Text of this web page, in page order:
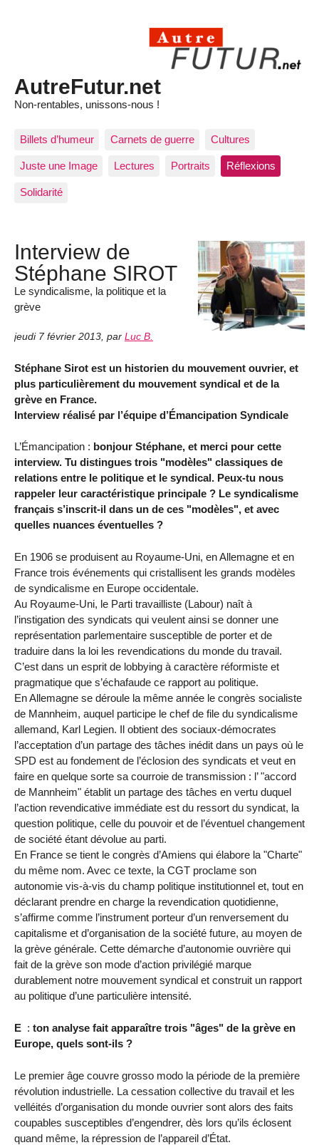
AutreFutur.net
Non-rentables, unissons-nous !
Billets d’humeur Carnets de guerre Cultures
Juste une Image Lectures Portraits Réflexions
Solidarité
Interview de
Stéphane SIROT
Le syndicalisme, la politique et la
grève
jeudi 7 février 2013 par Luc B.
Stéphane Sirot est un historien du mouvement ouvrier, et
plus particulièrement du mouvement syndical et de la
grève en France.
Interview réalisé par l’équipe d’Émancipation Syndicale
L’Émancipation : bonjour Stéphane, et merci pour cette
interview. Tu distingues trois "modèles" classiques de
relations entre le politique et le syndical. Peux-tu nous
rappeler leur caractéristique principale ? Le syndicalisme
français s’inscrit-il dans un de ces "modèles", et avec
quelles nuances éventuelles ?
En 1906 se produisent au Royaume-Uni, en Allemagne et en
France trois événements qui cristallisent les grands modèles
de syndicalisme en Europe occidentale.
Au Royaume-Uni, le Parti travailliste (Labour) naît à
l’instigation des syndicats qui veulent ainsi se donner une
représentation parlementaire susceptible de porter et de
traduire dans la loi les revendications du monde du travail.
C’est dans un esprit de lobbying à caractère réformiste et
pragmatique que s’échafaude ce rapport au politique.
En Allemagne se déroule la même année le congrès socialiste
de Mannheim, auquel participe le chef de file du syndicalisme
allemand, Karl Legien. Il obtient des sociaux-démocrates
l’acceptation d’un partage des tâches inédit dans un pays où le
SPD est au fondement de l’éclosion des syndicats et veut en
faire en quelque sorte sa courroie de transmission : l’ "accord
de Mannheim" établit un partage des tâches en vertu duquel
l’action revendicative immédiate est du ressort du syndicat, la
question politique, celle du pouvoir et de l’éventuel changement
de société étant dévolue au parti.
En France se tient le congrès d’Amiens qui élabore la "Charte"
du même nom. Avec ce texte, la CGT proclame son
autonomie vis-à-vis du champ politique institutionnel et, tout en
déclarant prendre en charge la revendication quotidienne,
s’affirme comme l’instrument porteur d’un renversement du
capitalisme et d’organisation de la société future, au moyen de
la grève générale. Cette démarche d’autonomie ouvrière qui
fait de la grève son mode d’action privilégié marque
durablement notre mouvement syndical et construit un rapport
au politique d’une particulière intensité.
E : ton analyse fait apparaître trois "âges" de la grève en
Europe, quels sont-ils ?
Le premier âge couvre grosso modo la période de la première
révolution industrielle. La cessation collective du travail et les
velléités d’organisation du monde ouvrier sont alors des faits
coupables susceptibles d’engendrer, dès lors qu’ils éclosent
quand même, la répression de l’appareil d’État.